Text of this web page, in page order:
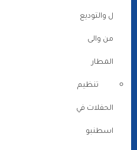
ل والتوديع
من والى
المطار
تنظيم
الحفلات في
اسطنبو